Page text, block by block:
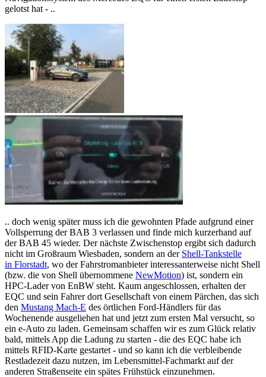
gelotst hat - ..
.. doch wenig später muss ich die gewohnten Pfade aufgrund einer
Vollsperrung der BAB 3 verlassen und finde mich kurzerhand auf
der BAB 45 wieder. Der nächste Zwischenstop ergibt sich dadurch
nicht im Großraum Wiesbaden, sondern an der Shell-Tankstelle
in Florstadt, wo der Fahrstromanbieter interessanterweise nicht Shell
(bzw. die von Shell übernommene NewMotion) ist, sondern ein
HPC-Lader von EnBW steht. Kaum angeschlossen, erhalten der
EQC und sein Fahrer dort Gesellschaft von einem Pärchen, das sich
den Mustang Mach-E des örtlichen Ford-Händlers für das
Wochenende ausgeliehen hat und jetzt zum ersten Mal versucht, so
ein e-Auto zu laden. Gemeinsam schaffen wir es zum Glück relativ
bald, mittels App die Ladung zu starten - die des EQC habe ich
mittels RFID-Karte gestartet - und so kann ich die verbleibende
Restladezeit dazu nutzen, im Lebensmittel-Fachmarkt auf der
anderen Straßenseite ein spätes Frühstück einzunehmen.